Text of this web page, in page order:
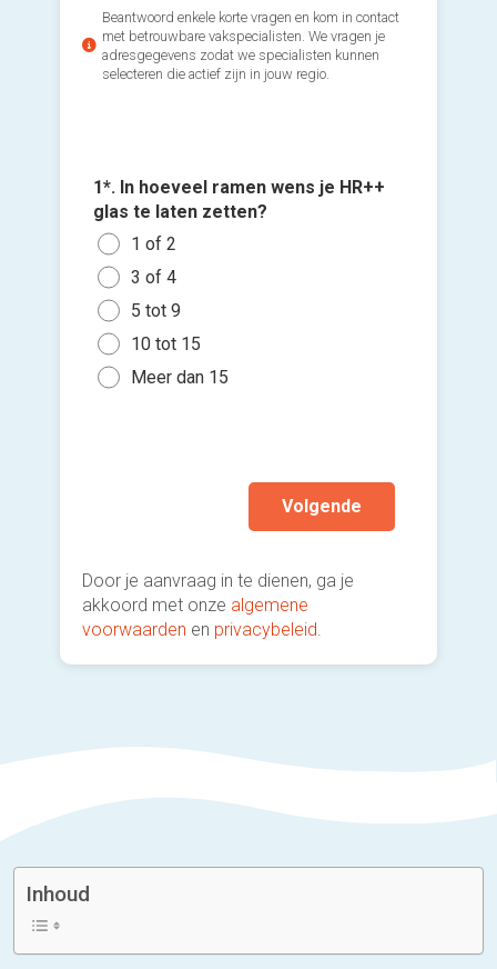
Beantwoord enkele korte vragen en kom in contact
met betrouwbare vakspecialisten. We vragen je
adresgegevens zodat we specialisten kunnen
selecteren die actief zijn in jouw regio.
1*. In hoeveel ramen wens je HR++
glas te laten zetten?
1 of 2
3 of 4
5 tot 9
10 tot 15
Meer dan 15
Volgende
Door je aanvraag in te dienen, ga je
akkoord met onze algemene
voorwaarden en privacybeleid.
Inhoud